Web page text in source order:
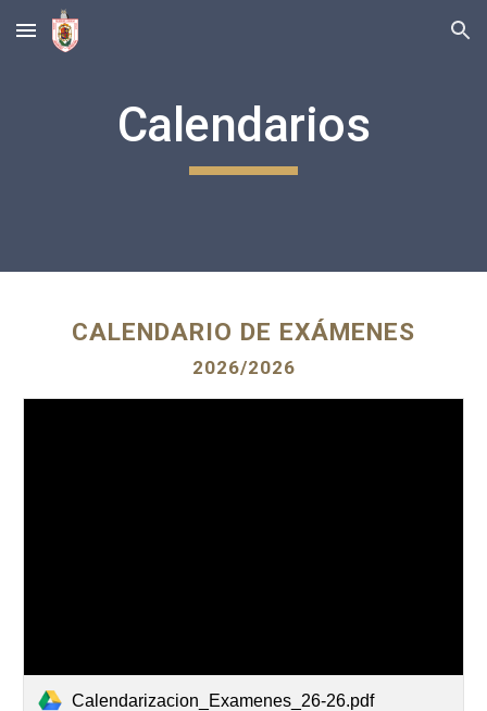
Skip to main content Skip to navigation
Calendarios
CALENDARIO DE EXÁMENES
2026/2026
Calendarizacion_Examenes_26-26.pdf